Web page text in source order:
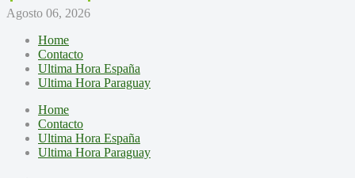
Agosto 06, 2026
Home
Contacto
Ultima Hora España
Ultima Hora Paraguay
Home
Contacto
Ultima Hora España
Ultima Hora Paraguay